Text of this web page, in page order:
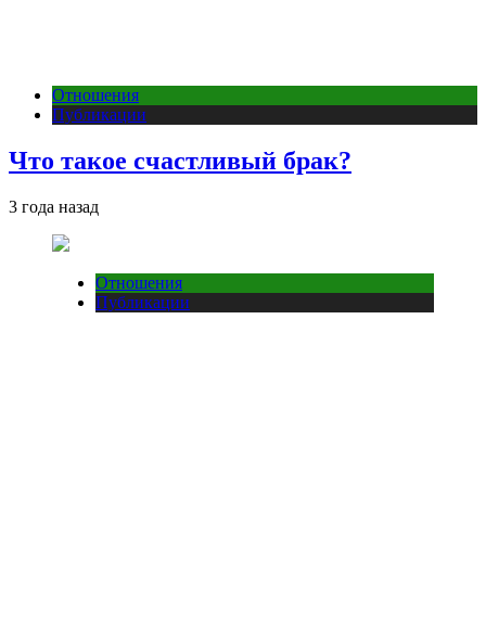
Отношения
Публикации
Что такое счастливый брак?
3 года назад
Отношения
Публикации